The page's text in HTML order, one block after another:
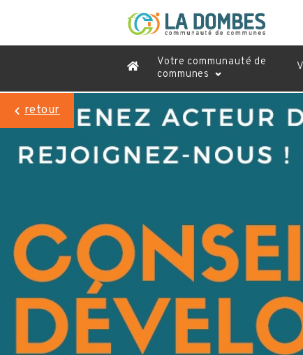
Votre communauté de
communes
retour